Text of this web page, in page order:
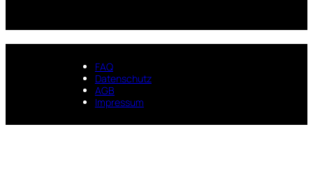
FAQ
Datenschutz
AGB
Impressum